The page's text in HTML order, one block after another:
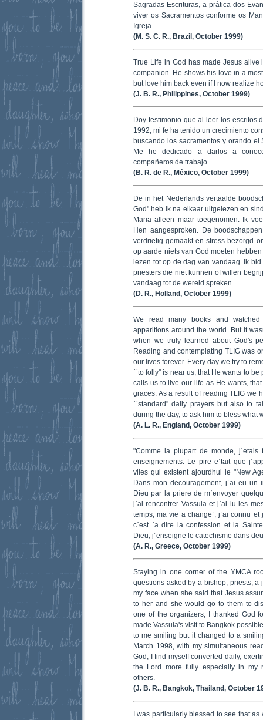
Sagradas Escrituras, a prática dos
viver os Sacramentos conforme os
Igreja.
(M. S. C. R., Brazil, October 1999)
True Life in God has made Jesus
companion. He shows his love in a
but love him back even if I now realize
(J. B. R., Philippines, October 1999)
Doy testimonio que al leer los escritos
1992, mi fe ha tenido un crecimiento
buscando los sacramentos y orando
Me he dedicado a darlos a
compañeros de trabajo.
(B. R. de R., México, October 1999)
De in het Nederlands vertaalde
God" heb ik na elkaar uitgelezen en
Maria alleen maar toegenomen. Ik
Hen aangesproken. De
verdrietig gemaakt en stress bezorgd
op aarde niets van God moeten
lezen tot op de dag van vandaag. Ik
priesters die niet kunnen of willen
vandaag tot de wereld spreken.
(D. R., Holland, October 1999)
We read many books and
apparitions around the world. But it
when we truly learned about God's
Reading and contemplating TLIG was
our lives forever. Every day we try to
``to folly'' is near us, that He wants to
calls us to live our life as He wants,
graces. As a result of reading TLIG we
``standard'' daily prayers but also to
during the day, to ask him to bless what
(A. L. R., England, October 1999)
"Comme la plupart de monde,
enseignements. Le pire e΄tait que
viles qui existent ajourdhui le "New
Dans mon decouragement, j΄ai eu
Dieu par la priere de m΄envoyer
j΄ai rencontrer Vassula et j΄ai lu les
temps, ma vie a change΄, j΄ai connu
c΄est `a dire la confession et la
Dieu, j΄enseigne le catechisme dans
(A. R., Greece, October 1999)
Staying in one corner of the YMCA
questions asked by a bishop, priests, a
my face when she said that Jesus
to her and she would go to them to
one of the organizers, I thanked God
made Vassula's visit to Bangkok
to me smiling but it changed to a
March 1998, with my simultaneous
God, I find myself converted daily,
the Lord more fully especially in my
others.
(J. B. R., Bangkok, Thailand, October
I was particularly blessed to see that